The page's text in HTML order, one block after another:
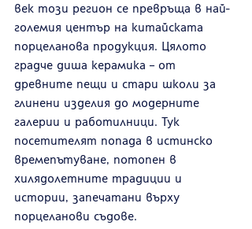
век този регион се превръща в най-
големия център на китайската
порцеланова продукция. Цялото
градче диша керамика – от
древните пещи и стари школи за
глинени изделия до модерните
галерии и работилници. Тук
посетителят попада в истинско
времепътуване, потопен в
хилядолетните традиции и
истории, запечатани върху
порцеланови съдове.